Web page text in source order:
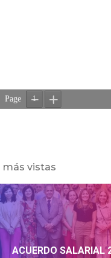
más vistas
ACUERDO SALARIAL